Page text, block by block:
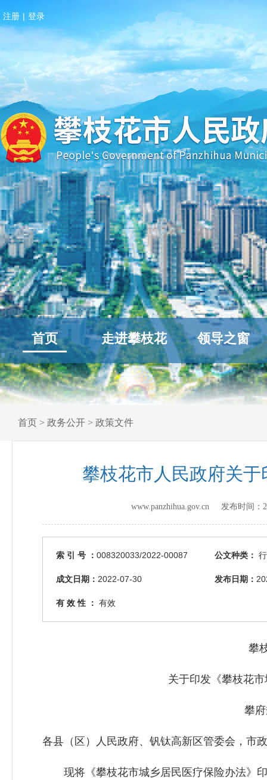
注册 | 登录
首页 走进攀枝花 领导之窗
首页 > 政务公开 > 政策文件
攀枝花市人民政府关
www.panzhihua.gov.cn 发布时间：
索 引 号 ： 008320033/2022-00087 公文种类：
成文日期： 2022-07-30 发布日期：
有 效 性 ： 有效
攀枝
关于印发《攀枝花市
攀府
各县（区）人民政府、钒钛高新区管委会，市
现将《攀枝花市城乡居民医疗保险办法》印